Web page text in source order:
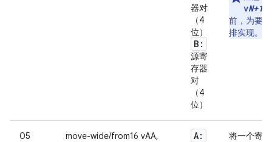
器对
（4
位）
B:
源寄
存器
对
（4
位）
vN+1
前，为要
排实现。
05
move-wide/from16 vAA,
A:
将一个寄